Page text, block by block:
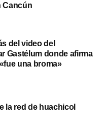
Cancún
del video del
Gastélum donde afirma
una broma»
la red de huachicol